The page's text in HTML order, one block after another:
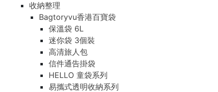
收納整理
Bagtoryvu香港百寶袋
保溫袋 6L
迷你袋 3個裝
高清旅人包
信件通告掛袋
HELLO 童袋系列
易攜式透明收納系列